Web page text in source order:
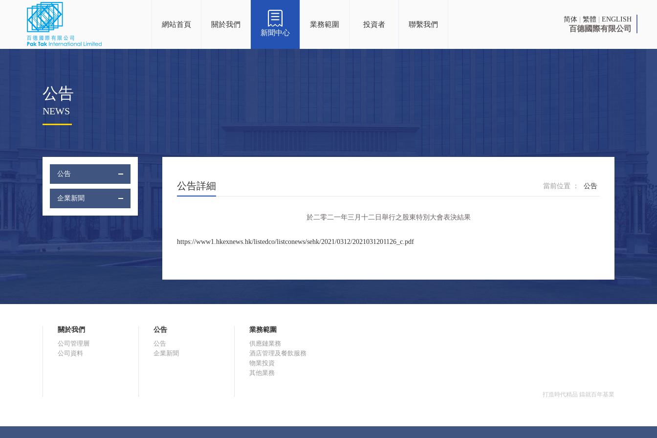
網站首頁
關於我們
新聞中心
業務範圍 投資者 聯繫我們
简体 繁體 ENGLISH
百德國際有限公司
公告
NEWS
公告
企業新聞
公告詳細 當前位置 ： 公告
於二零二一年三月十二日舉行之股東特別大會表決結果
https://www1.hkexnews.hk/listedco/listconews/sehk/2021/0312/2021031201126_c.pdf
打造時代精品 鑄就百年基業
關於我們
公司管理層
公司資料
公告
公告
企業新聞
業務範圍
供應鏈業務
酒店管理及餐飲服務
物業投資
其他業務